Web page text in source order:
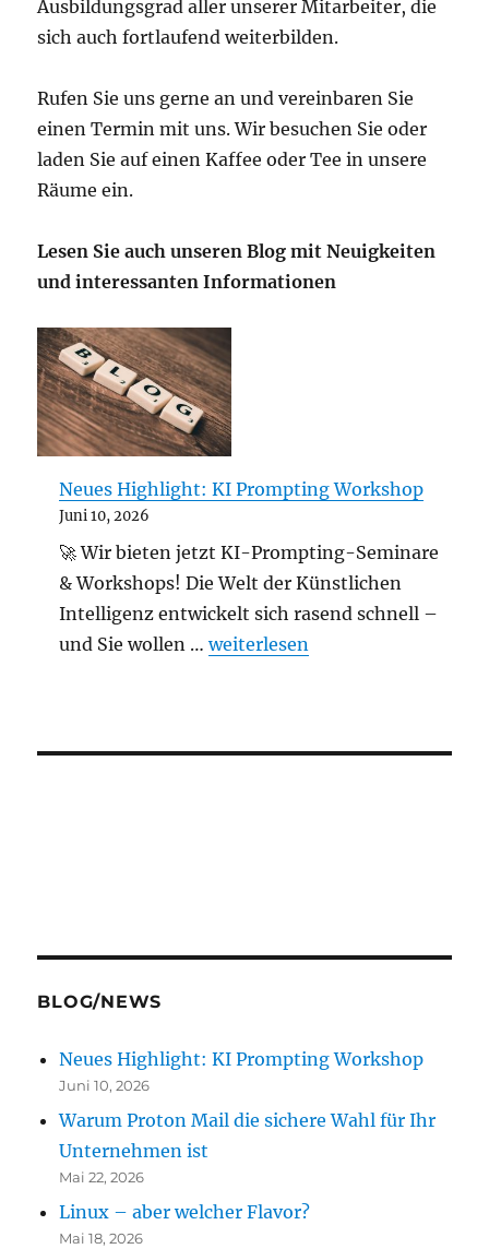
Ausbildungsgrad aller unserer Mitarbeiter, die
sich auch fortlaufend weiterbilden.
Rufen Sie uns gerne an und vereinbaren Sie
einen Termin mit uns. Wir besuchen Sie oder
laden Sie auf einen Kaffee oder Tee in unsere
Räume ein.
Lesen Sie auch unseren Blog mit Neuigkeiten
und interessanten Informationen
Neues Highlight: KI Prompting Workshop
Juni 10, 2026
🚀 Wir bieten jetzt KI-Prompting-Seminare
& Workshops! Die Welt der Künstlichen
Intelligenz entwickelt sich rasend schnell –
und Sie wollen …„Neues Highlight: KI
weiterlesen
BLOG/NEWS
Neues Highlight: KI Prompting Workshop
Juni 10, 2026
Warum Proton Mail die sichere Wahl für Ihr
Unternehmen ist
Mai 22, 2026
Linux – aber welcher Flavor?
Mai 18, 2026